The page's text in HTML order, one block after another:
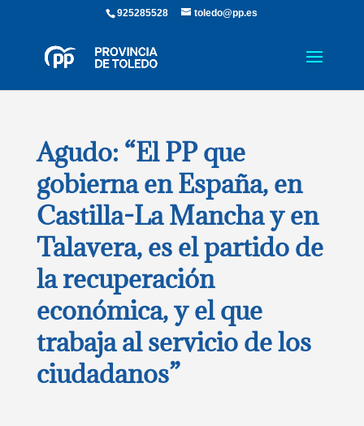
925285528 toledo@pp.es
Agudo: “El PP que
gobierna en España, en
Castilla-La Mancha y en
Talavera, es el partido de
la recuperación
económica, y el que
trabaja al servicio de los
ciudadanos”